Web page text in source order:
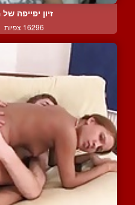
זיון יפייפה
16296 צפיות